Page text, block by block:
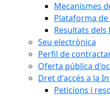
Mecanismes
Plataforma
Resultats
Seu electrònica
Perfil de
Oferta pública
Dret d'accés a la
Peticions i